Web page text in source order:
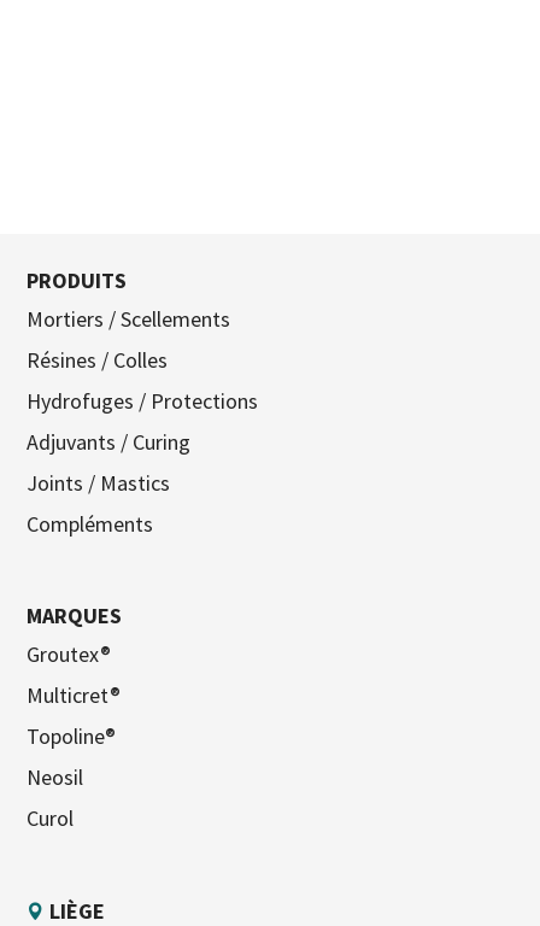
PRODUITS
Mortiers / Scellements
Résines / Colles
Hydrofuges / Protections
Adjuvants / Curing
Joints / Mastics
Compléments
MARQUES
Groutex®
Multicret®
Topoline®
Neosil
Curol
LIÈGE